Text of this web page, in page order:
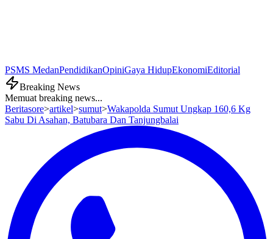
PSMS MedanPendidikanOpiniGaya HidupEkonomiEditorial
Breaking News
Memuat breaking news...
Beritasore>artikel>sumut>Wakapolda Sumut Ungkap 160,6 Kg
Sabu Di Asahan, Batubara Dan Tanjungbalai